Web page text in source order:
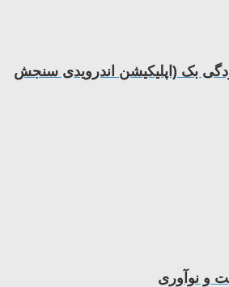
بک (اپلیکیشن اندرویدی سنجش
و نوآوری